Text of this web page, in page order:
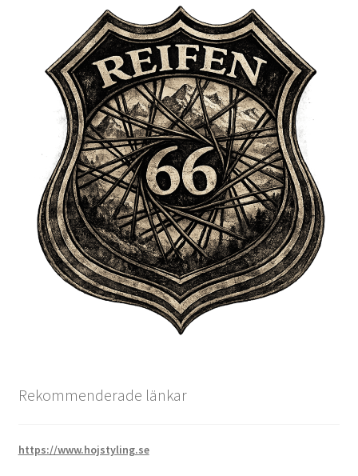
Rekommenderade länkar
https://www.hojstyling.se